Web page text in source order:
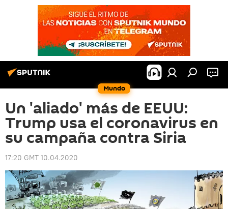
Mundo
Un 'aliado' más de EEUU:
Trump usa el coronavirus en
su campaña contra Siria
17:20 GMT 10.04.2020